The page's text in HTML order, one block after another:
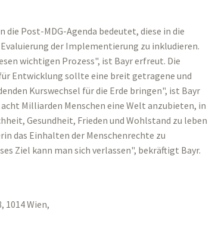
Post-MDG-Agenda bedeutet, diese in die
der Implementierung zu inkludieren.
wichtigen Prozess", ist Bayr erfreut. Die
Entwicklung sollte eine breit getragene und
Kurswechsel für die Erde bringen", ist Bayr
Milliarden Menschen eine Welt anzubieten, in
Gesundheit, Frieden und Wohlstand zu leben
das Einhalten der Menschenrechte zu
Ziel kann man sich verlassen", bekräftigt Bayr.
1014 Wien,